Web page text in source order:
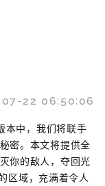
22 06:50:06
中，我们将联手
密。本文将提供全
你的敌人，夺回光
区域，充满着令人